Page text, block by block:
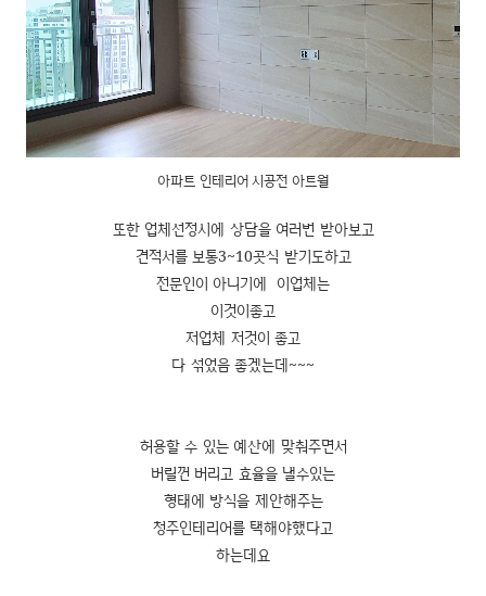
아파트 인테리어 시공전 아트월
또한 업체선정시에 상담을 여러번 받아보고
견적서를 보통3~10곳식 받기도하고
전문인이 아니기에 이업체는
이것이좋고
저업체 저것이 좋고
다 섞었음 좋겠는데~~~
허용할 수 있는 예산에 맞춰주면서
버릴껀 버리고 효율을 낼수있는
형태에 방식을 제안해주는
청주인테리어를 택해야했다고
하는데요